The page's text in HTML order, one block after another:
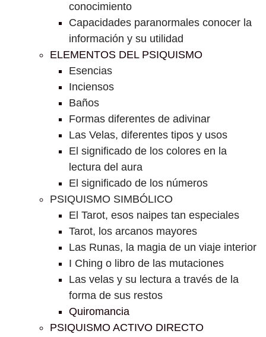
conocimiento
Capacidades paranormales conocer la
información y su utilidad
ELEMENTOS DEL PSIQUISMO
Esencias
Inciensos
Baños
Formas diferentes de adivinar
Las Velas, diferentes tipos y usos
El significado de los colores en la
lectura del aura
El significado de los números
PSIQUISMO SIMBÓLICO
El Tarot, esos naipes tan especiales
Tarot, los arcanos mayores
Las Runas, la magia de un viaje interior
I Ching o libro de las mutaciones
Las velas y su lectura a través de la
forma de sus restos
Quiromancia
PSIQUISMO ACTIVO DIRECTO